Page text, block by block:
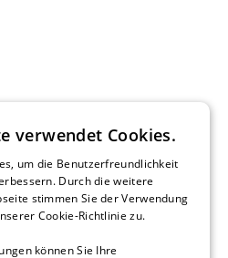
verwendet Cookies.
um die Benutzerfreundlichkeit
Durch die weitere
stimmen Sie der Verwendung
Cookie-Richtlinie zu.
können Sie Ihre